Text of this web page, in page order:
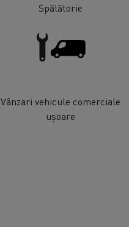
Spălătorie
Vânzari vehicule comerciale
ușoare